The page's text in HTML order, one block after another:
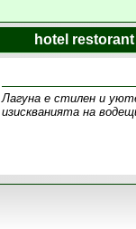
hotel
Лагуна е стилен и
изискванията на